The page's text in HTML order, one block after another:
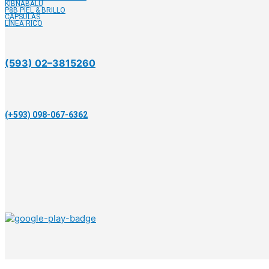
KIBNABALU
P8B PIEL & BRILLO
CÁPSULAS
LÍNEA RICO
(593) 02–3815260
(+593) 098-067-6362